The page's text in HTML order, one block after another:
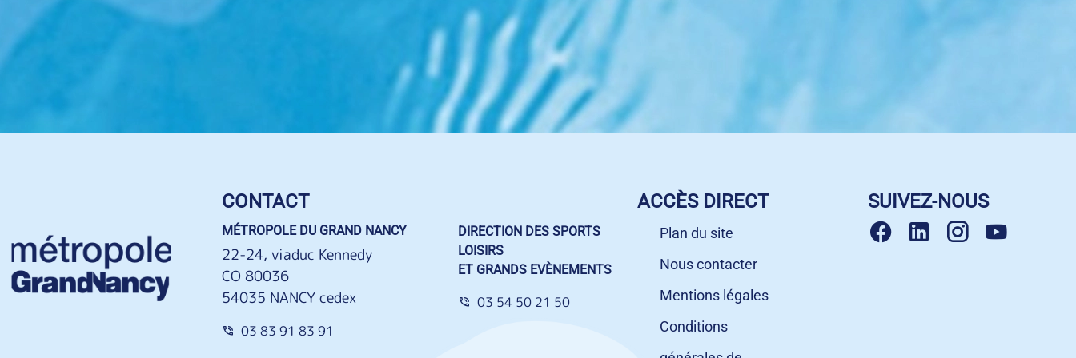
CONTACT
MÉTROPOLE DU GRAND NANCY
22-24, viaduc Kennedy
CO 80036
54035 NANCY cedex
03 83 91 83 91
DIRECTION DES SPORTS
LOISIRS
ET GRANDS EVÈNEMENTS
03 54 50 21 50
ACCÈS DIRECT
Plan du site
Nous contacter
Mentions légales
Conditions
SUIVEZ-NOUS